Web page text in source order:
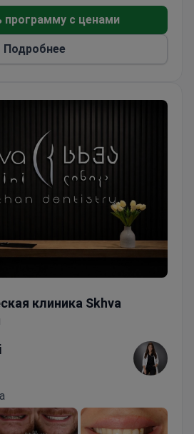
for Osstem and SGS systems
uses CT-based 3D planning
for precise restorations.
20 countries. Remote
available through online
программу с ценами
Подробнее
клиника Skhva